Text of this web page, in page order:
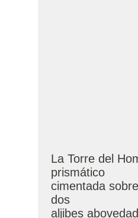
La Torre del
prismático
cimentada
dos
aljibes